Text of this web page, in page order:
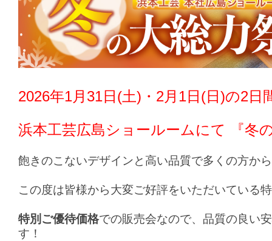
2026年1月31日(土)・2月1日(日)の2日
浜本工芸広島ショールームにて 『冬
飽きのこないデザインと高い品質で多くの方か
この度は皆様から大変ご好評をいただいている
特別ご優待価格での販売会なので、品質の良い
す！